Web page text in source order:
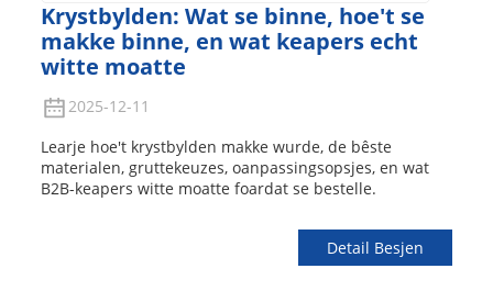
Krystbylden: Wat se binne, hoe't se
makke binne, en wat keapers echt
witte moatte
2025-12-11
Learje hoe't krystbylden makke wurde, de bêste
materialen, gruttekeuzes, oanpassingsopsjes, en wat
B2B-keapers witte moatte foardat se bestelle.
Detail Besjen